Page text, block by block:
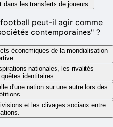
dans les transferts de joueurs.
peut-il agir comme
contemporaines" ?
économiques de la mondialisation
nationales, les rivalités
identitaires.
d'une nation sur une autre lors des
et les clivages sociaux entre